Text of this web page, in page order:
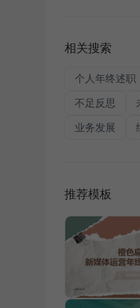
相关搜索
个人年终述职
不足反思
业务发展
推荐模板